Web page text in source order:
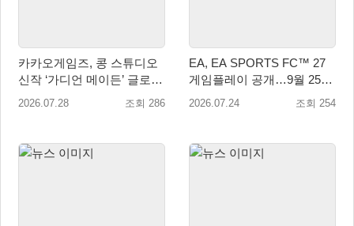
카카오게임즈, 콩 스튜디오
신작 ‘가디언 메이든’ 글로벌
퍼블리싱 계약
2026.07.28 조회 286
EA, EA SPORTS FC™ 27
게임플레이 공개…9월 25일
전 세계 출시
2026.07.24 조회 254